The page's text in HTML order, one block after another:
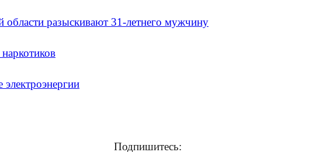
области разыскивают 31-летнего мужчину
электроэнергии
Подпишитесь: